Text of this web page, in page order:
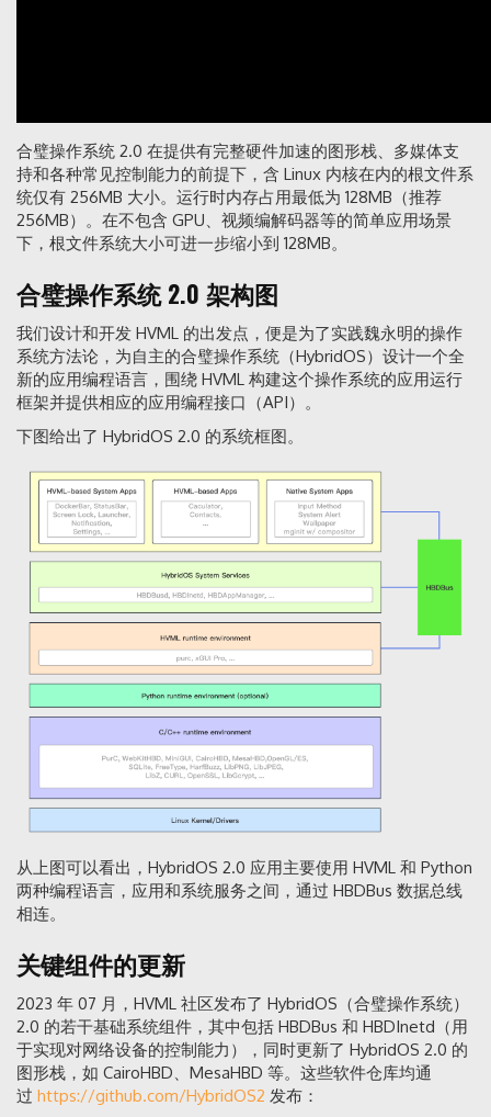
合璧操作系统 2.0 在提供有完整硬件加速的图形栈、多媒体支
持和各种常见控制能力的前提下，含 Linux 内核在内的根文件系
统仅有 256MB 大小。运行时内存占用最低为 128MB（推荐
256MB）。在不包含 GPU、视频编解码器等的简单应用场景
下，根文件系统大小可进一步缩小到 128MB。
合璧操作系统 2.0 架构图
我们设计和开发 HVML 的出发点，便是为了实践魏永明的操作
系统方法论，为自主的合璧操作系统（HybridOS）设计一个全
新的应用编程语言，围绕 HVML 构建这个操作系统的应用运行
框架并提供相应的应用编程接口（API）。
下图给出了 HybridOS 2.0 的系统框图。
从上图可以看出，HybridOS 2.0 应用主要使用 HVML 和 Python
两种编程语言，应用和系统服务之间，通过 HBDBus 数据总线
相连。
关键组件的更新
2023 年 07 月，HVML 社区发布了 HybridOS（合璧操作系统）
2.0 的若干基础系统组件，其中包括 HBDBus 和 HBDInetd（用
于实现对网络设备的控制能力），同时更新了 HybridOS 2.0 的
图形栈，如 CairoHBD、MesaHBD 等。这些软件仓库均通
过 https://github.com/HybridOS2 发布：